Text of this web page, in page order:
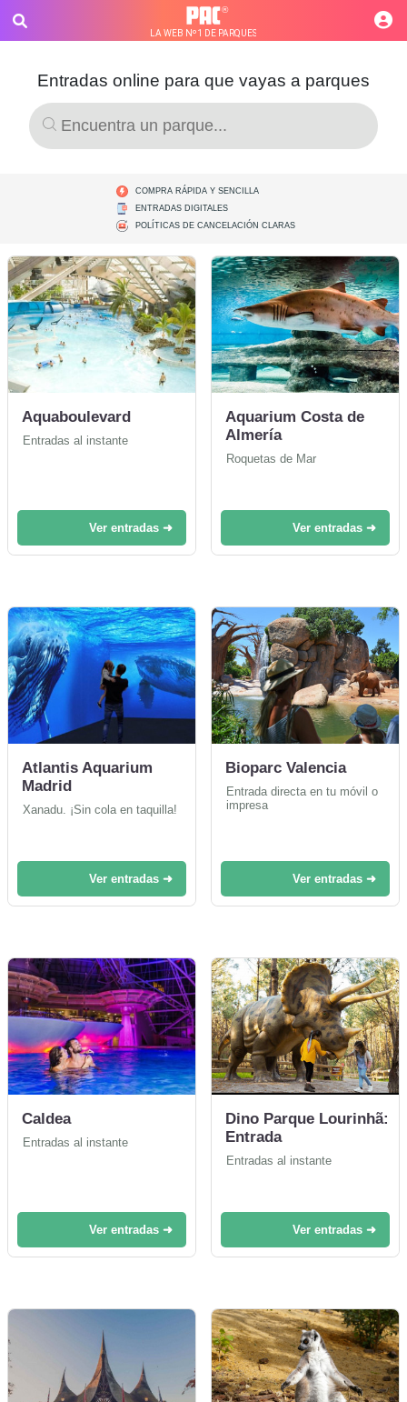
®
LA WEB Nº1 DE PARQUES
Entradas online para que vayas a parques
COMPRA RÁPIDA Y SENCILLA
ENTRADAS DIGITALES
POLÍTICAS DE CANCELACIÓN CLARAS
Aquaboulevard
Entradas al instante
Ver entradas ➜
Aquarium Costa de
Almería
Roquetas de Mar
Ver entradas ➜
Atlantis Aquarium
Madrid
Xanadu. ¡Sin cola en taquilla!
Ver entradas ➜
Bioparc Valencia
Entrada directa en tu móvil o
impresa
Ver entradas ➜
Caldea
Entradas al instante
Ver entradas ➜
Dino Parque Lourinhã:
Entrada
Entradas al instante
Ver entradas ➜